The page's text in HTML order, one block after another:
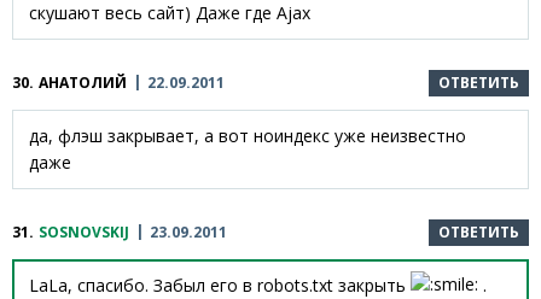
скушают весь сайт) Даже где Ajax
30. АНАТОЛИЙ 22.09.2011 ОТВЕТИТЬ
да, флэш закрывает, а вот ноиндекс уже неизвестно
даже
31. SOSNOVSKIJ 23.09.2011 ОТВЕТИТЬ
LaLa, спасибо. Забыл его в robots.txt закрыть .